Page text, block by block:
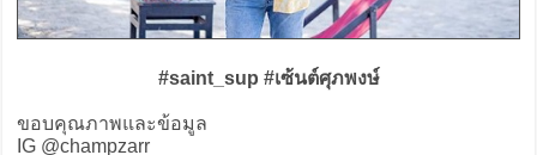
#saint_sup #เซ้นต์ศุภพงษ์
ขอบคุณภาพและข้อมูล
IG @champzarr